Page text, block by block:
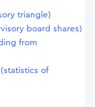
triangle)
board shares)
from
of